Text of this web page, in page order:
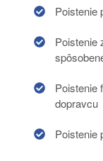
Poistenie
Poistenie
Poistenie
dopravcu
Poistenie